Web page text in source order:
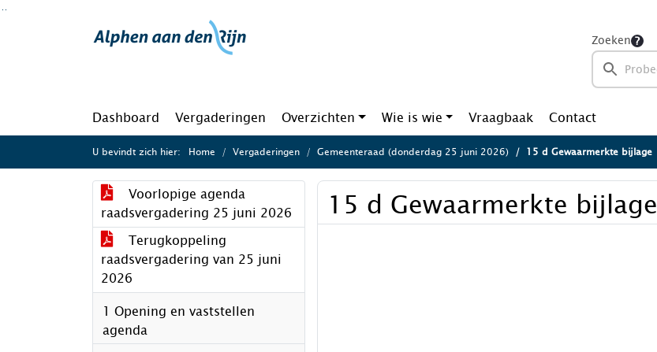
Ga naar de inhoud van deze pagina
Zoeken
Dashboard Vergaderingen Overzichten Wie is wie Vraagbaak Contact
U bevindt zich hier: Home Vergaderingen Gemeenteraad (donderdag 25 juni 2026) 15 d Gewaarmerkte bijlage
Voorlopige agenda
raadsvergadering 25 juni 2026
Terugkoppeling
raadsvergadering van 25 juni
2026
1 Opening en vaststellen
agenda
15 d Gewaarmerkte bijlage